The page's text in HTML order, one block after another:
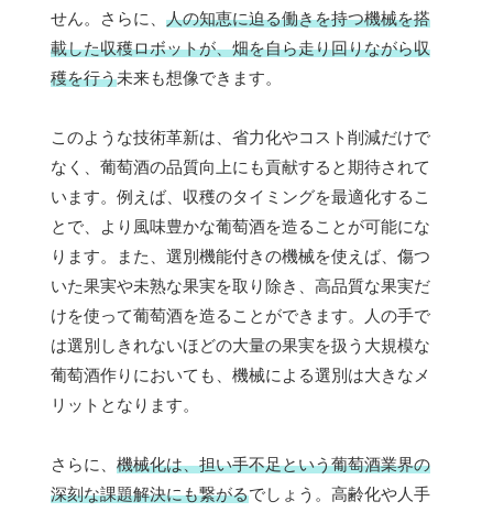
せん。さらに、 人の知恵に迫る働きを持つ機械を搭
載した収穫ロボットが、畑を自ら走り回りながら収
穫を行う未来も想像できます。
このような技術革新は、省力化やコスト削減だけで
なく、葡萄酒の品質向上にも貢献すると期待されて
います。例えば、収穫のタイミングを最適化するこ
とで、より風味豊かな葡萄酒を造ることが可能にな
ります。また、選別機能付きの機械を使えば、傷つ
いた果実や未熟な果実を取り除き、高品質な果実だ
けを使って葡萄酒を造ることができます。人の手で
は選別しきれないほどの大量の果実を扱う大規模な
葡萄酒作りにおいても、機械による選別は大きなメ
リットとなります。
さらに、 機械化は、担い手不足という葡萄酒業界の
深刻な課題解決にも繋がるでしょう。高齢化や人手